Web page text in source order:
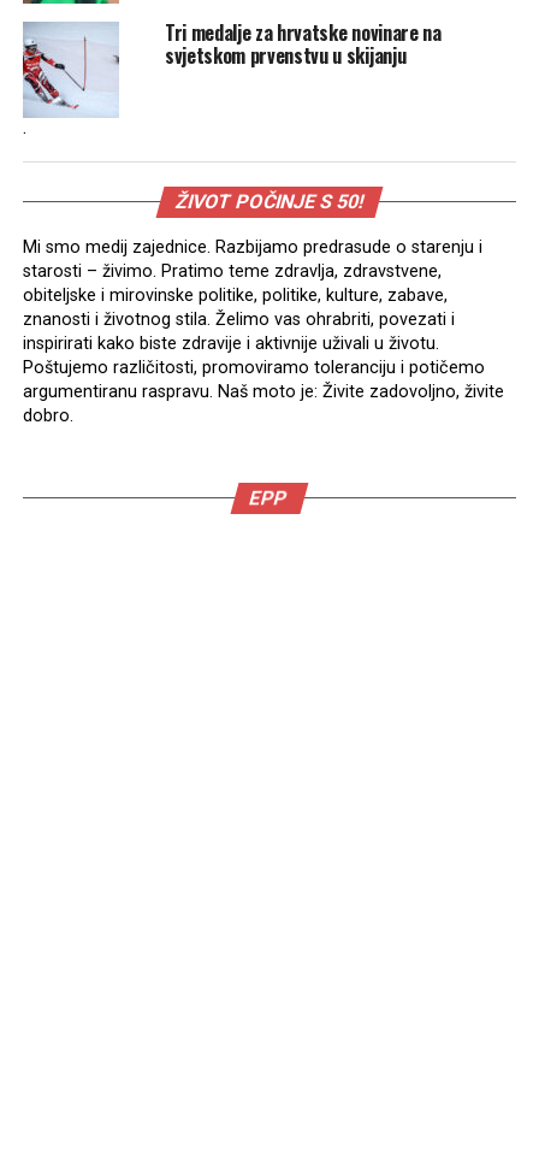
Tri medalje za hrvatske novinare na
svjetskom prvenstvu u skijanju
.
ŽIVOT POČINJE S 50!
Mi smo medij zajednice. Razbijamo predrasude o starenju i
starosti – živimo. Pratimo teme zdravlja, zdravstvene,
obiteljske i mirovinske politike, politike, kulture, zabave,
znanosti i životnog stila. Želimo vas ohrabriti, povezati i
inspirirati kako biste zdravije i aktivnije uživali u životu.
Poštujemo različitosti, promoviramo toleranciju i potičemo
argumentiranu raspravu. Naš moto je: Živite zadovoljno, živite
dobro.
EPP